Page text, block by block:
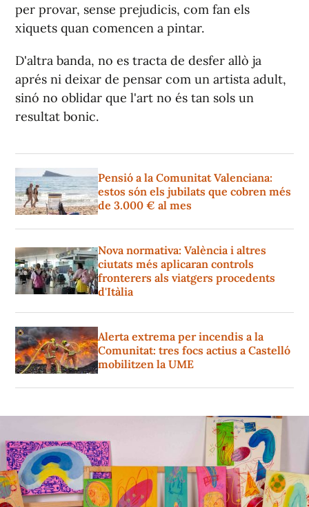
per provar, sense prejudicis, com fan els
xiquets quan comencen a pintar.
D'altra banda, no es tracta de desfer allò ja
aprés ni deixar de pensar com un artista adult,
sinó no oblidar que l'art no és tan sols un
resultat bonic.
Pensió a la Comunitat Valenciana:
estos són els jubilats que cobren més
de 3.000 € al mes
Nova normativa: València i altres
ciutats més aplicaran controls
fronterers als viatgers procedents
d'Itàlia
Alerta extrema per incendis a la
Comunitat: tres focs actius a Castelló
mobilitzen la UME